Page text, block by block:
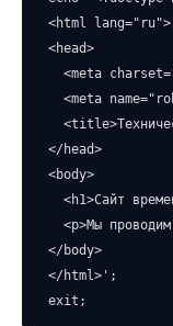
<html lang="ru">
<head>
<meta
<meta
</head>
<body>
<h1>Сайт
<p>Мы
</body>
</html>';
exit;